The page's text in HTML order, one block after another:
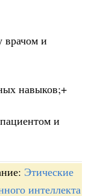
врачом и
навыков;+
и
Этические
интеллекта